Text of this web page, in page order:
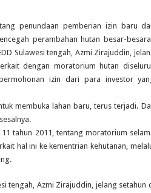
penundaan pemberian izin baru
perambahan hutan besar-
Sulawesi tengah, Azmi Zirajuddin,
dengan moratorium hutan
izin dari para investor
membuka lahan baru, terus terjadi.
tahun 2011, tentang moratorium
hal ini ke kementrian kehutanan,
tengah, Azmi Zirajuddin, jelang setahun